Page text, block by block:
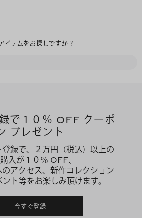
イテムをお探しですか？
で１０％ OFF クーポ
プレゼント
録で、２万円（税込）以上の
入が１０％ OFF、
アクセス、新作コレクション
ト等をお楽しみ頂けます。
今すぐ登録